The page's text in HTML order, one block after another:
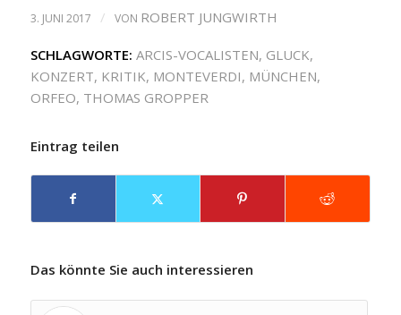
3. JUNI 2017 / VON ROBERT JUNGWIRTH
SCHLAGWORTE: ARCIS-VOCALISTEN, GLUCK,
KONZERT, KRITIK, MONTEVERDI, MÜNCHEN,
ORFEO, THOMAS GROPPER
Eintrag teilen
Das könnte Sie auch interessieren